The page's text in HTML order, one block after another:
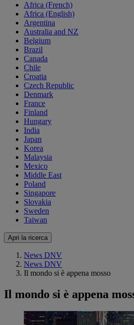
Africa (French)
Africa (English)
Argentina
Australia and NZ
Belgium
Brazil
Canada
Chile
Croatia
Czech Republic
Denmark
France
Finland
Hungary
India
Japan
Korea
Malaysia
Mexico
Middle East
Poland
Singapore
Slovakia
Sweden
Taiwan
Apri la ricerca
News DNV
News DNV
Il mondo si è appena mosso
Il mondo si è appena